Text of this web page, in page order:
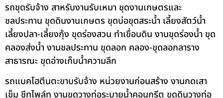
รถขุดรับจ้าง สาหรับงานรับเหมา ขุดงานเกษตรและ
ชลประทาน ขุดดินงานเกษตร ขุดบ่อขุดสระน้ำ เลี้ยงสัตว์น้ำ
เลี้ยงปลา-เลี้ยงกุ้ง ขุดร่องสวน ทำเขื่อนดิน งานขุดร่องน้ำ ขุด
คลองส่งน้ำ งานชลประทาน ขุดลอก คลอง-ขุดลอกลาราง
สาธารณะ ขุดอ่างเก็บน้ำความลึก
รถแบคโฮตีนตะขาบรับจ้าง หน่วยงานก่อนสร้าง งานกดเสา
เข็ม ชีทไพล์ท งานขุดวางท่อระบายน้ำคอนกรีต ขุดดินวางท่อ